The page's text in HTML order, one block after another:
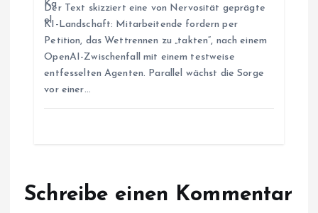
Der Text skizziert eine von Nervosität geprägte
KI-Landschaft: Mitarbeitende fordern per
Petition, das Wettrennen zu „takten“, nach einem
OpenAI-Zwischenfall mit einem testweise
entfesselten Agenten. Parallel wächst die Sorge
vor einer…
Schreibe einen Kommentar